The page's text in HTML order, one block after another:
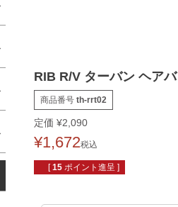
RIB R/V ターバン ヘア
商品番号 th-rrt02
定価 ¥2,090
¥1,672税込
[ 15 ポイント進呈 ]